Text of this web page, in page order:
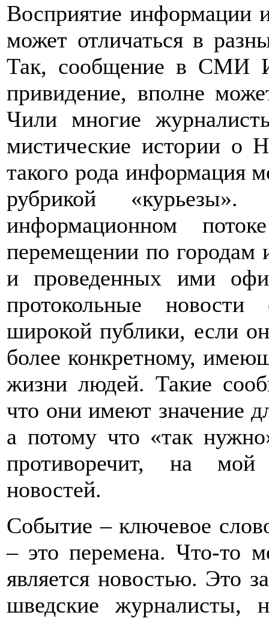
Восприятие информации
может отличаться в
Так, сообщение в СМИ
привидение, вполне
Чили многие
мистические истории
такого рода информация
рубрикой
информационном
перемещении по городам
и проведенных ими
протокольные
широкой публики, если
более конкретному,
жизни людей. Такие
что они имеют значение
а потому что «так
противоречит, на мой
новостей.
Событие – ключевое
– это перемена. Что-то
является новостью. Это
шведские журналисты,